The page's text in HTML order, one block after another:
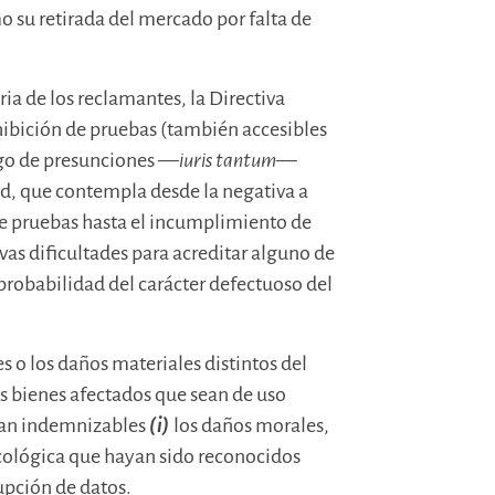
su retirada del mercado por falta de
de los reclamantes, la Directiva
de pruebas (también accesibles
de presunciones —iuris tantum—
que contempla desde la negativa a
pruebas hasta el incumplimiento de
dificultades para acreditar alguno de
del carácter defectuoso del
o los daños materiales distintos del
afectados que sean de uso
indemnizables(i) los daños morales,
que hayan sido reconocidos
de datos.